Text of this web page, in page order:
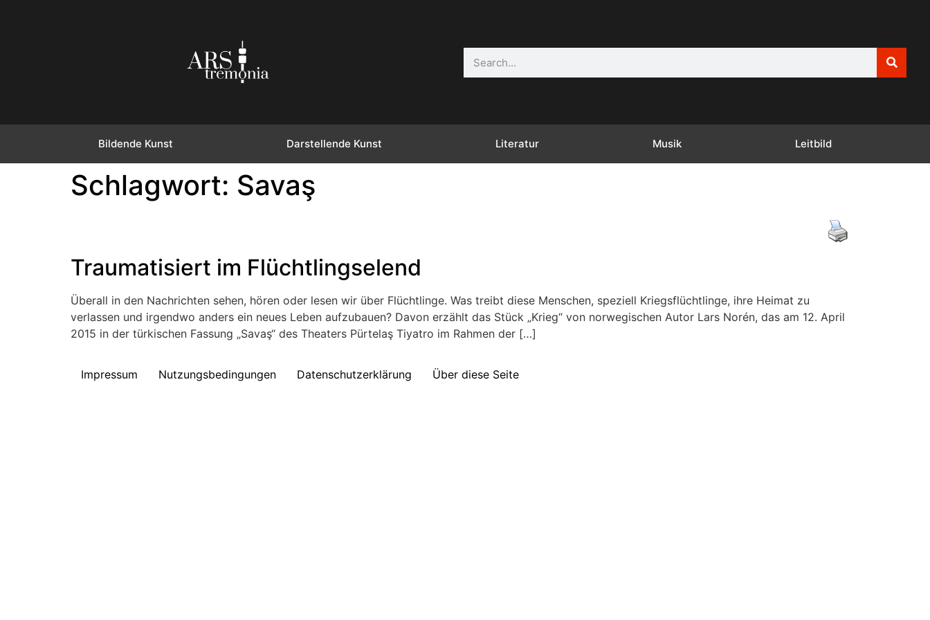
Bildende Kunst Darstellende Kunst Literatur Musik Leitbild
Schlagwort: Savaş
Traumatisiert im Flüchtlingselend
Überall in den Nachrichten sehen, hören oder lesen wir über Flüchtlinge. Was treibt diese Menschen, speziell Kriegsflüchtlinge, ihre Heimat zu
verlassen und irgendwo anders ein neues Leben aufzubauen? Davon erzählt das Stück „Krieg“ von norwegischen Autor Lars Norén, das am 12. April
2015 in der türkischen Fassung „Savaş“ des Theaters Pürtelaş Tiyatro im Rahmen der […]
Impressum Nutzungsbedingungen Datenschutzerklärung Über diese Seite